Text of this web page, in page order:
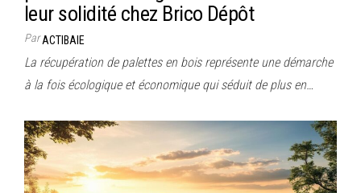
leur solidité chez Brico Dépôt
ParACTIBAIE
La récupération de palettes en bois représente une démarche
à la fois écologique et économique qui séduit de plus en…